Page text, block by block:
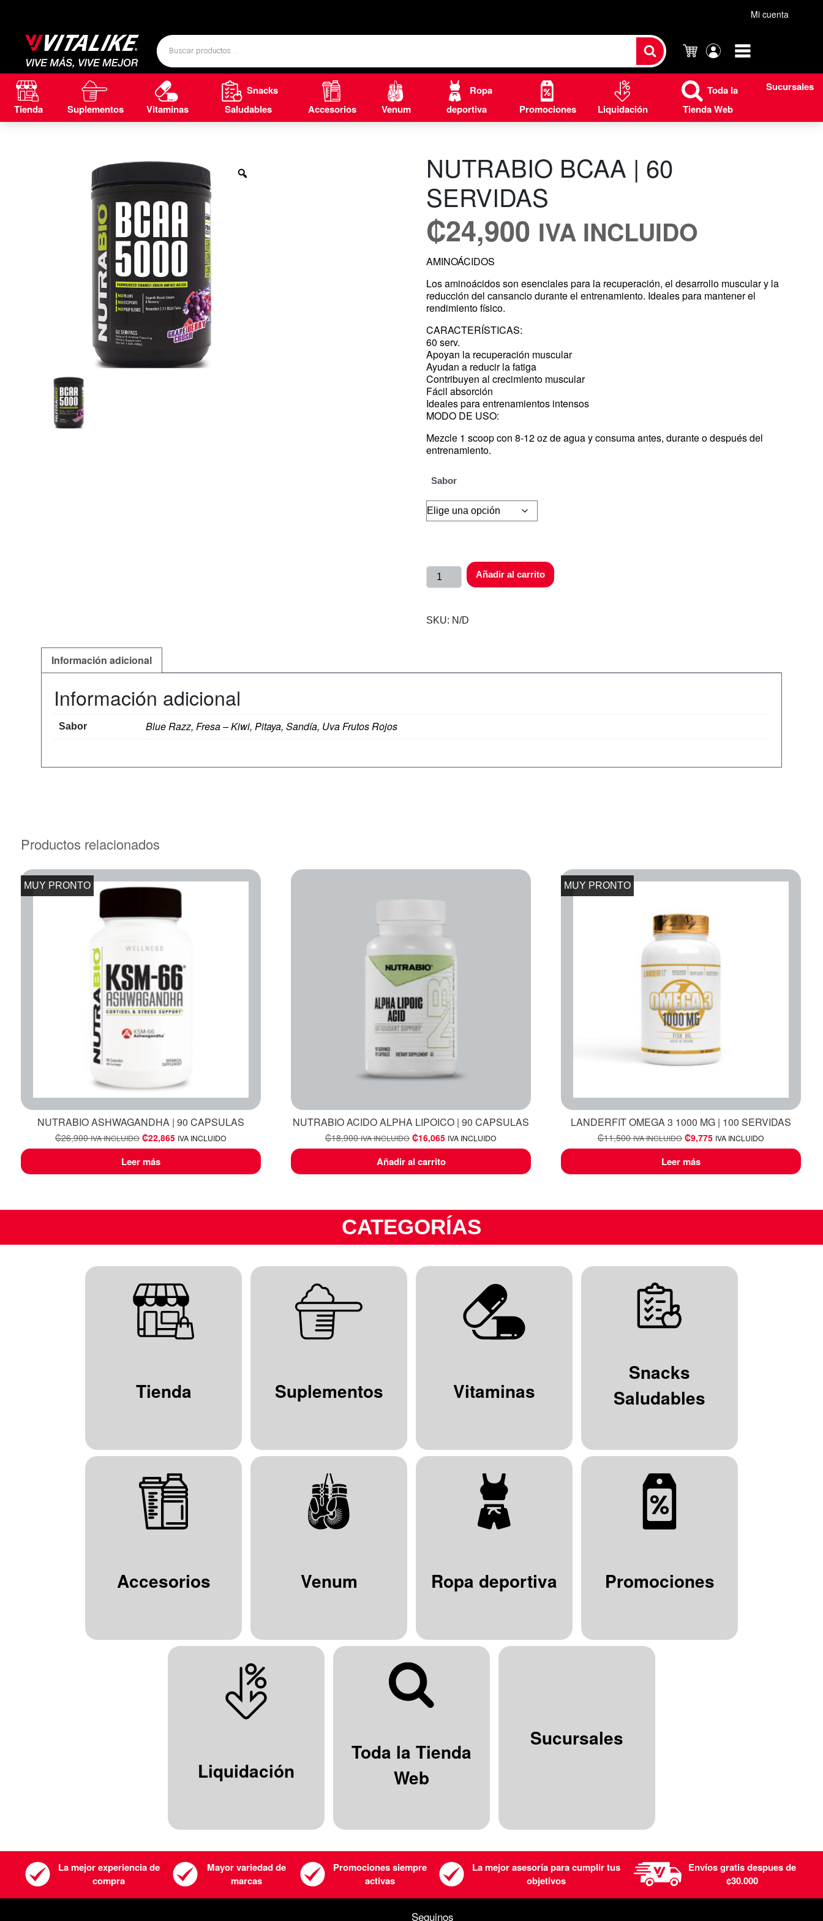
Mi cuenta
Carrito
cuenta
Tienda Suplementos Vitaminas
Snacks
Saludables
Accesorios Venum
Ropa
deportiva
Promociones Liquidación
Toda la
Tienda Web
Sucursales
NUTRABIO BCAA | 60
SERVIDAS
₡24,900 IVA INCLUIDO
AMINOÁCIDOS
Los aminoácidos son esenciales para la recuperación, el desarrollo muscular y la
reducción del cansancio durante el entrenamiento. Ideales para mantener el
rendimiento físico.
CARACTERÍSTICAS:
60 serv.
Apoyan la recuperación muscular
Ayudan a reducir la fatiga
Contribuyen al crecimiento muscular
Fácil absorción
Ideales para entrenamientos intensos
MODO DE USO:
Mezcle 1 scoop con 8-12 oz de agua y consuma antes, durante o después del
entrenamiento.
Sabor
Añadir al carrito
SKU: N/D
Información adicional
Información adicional
Sabor Blue Razz, Fresa – Kiwi, Pitaya, Sandía, Uva Frutos Rojos
Productos relacionados
MUY PRONTO
NUTRABIO ASHWAGANDHA | 90 CAPSULAS
₡26,900 IVA INCLUIDO ₡22,865 IVA INCLUIDO
Leer más
NUTRABIO ACIDO ALPHA LIPOICO | 90 CAPSULAS
₡18,900 IVA INCLUIDO ₡16,065 IVA INCLUIDO
Añadir al carrito
MUY PRONTO
LANDERFIT OMEGA 3 1000 MG | 100 SERVIDAS
₡11,500 IVA INCLUIDO ₡9,775 IVA INCLUIDO
Leer más
CATEGORÍAS
Tienda Suplementos Vitaminas
Snacks
Saludables
Accesorios Venum Ropa deportiva Promociones
Liquidación
Toda la Tienda
Web
Sucursales
La mejor experiencia de
compra
Mayor variedad de
marcas
Promociones siempre
activas
La mejor asesoría para cumplir tus
objetivos
Envíos gratis despues de
¢30.000
Seguinos